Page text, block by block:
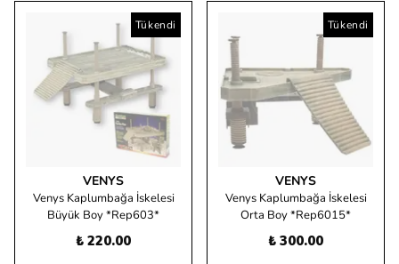
Tükendi
VENYS
Venys Kaplumbağa İskelesi
Büyük Boy *Rep603*
₺ 220.00
Tükendi
VENYS
Venys Kaplumbağa İskelesi
Orta Boy *Rep6015*
₺ 300.00